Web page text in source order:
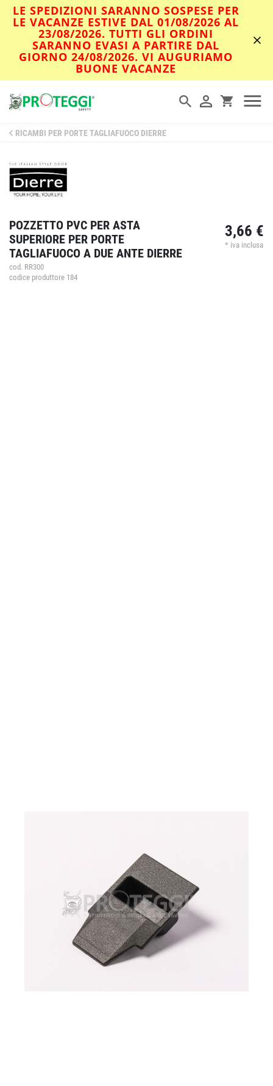
LE SPEDIZIONI SARANNO SOSPESE PER
LE VACANZE ESTIVE DAL 01/08/2026 AL
23/08/2026. TUTTI GLI ORDINI
SARANNO EVASI A PARTIRE DAL
GIORNO 24/08/2026. VI AUGURIAMO
BUONE VACANZE
RICAMBI PER PORTE TAGLIAFUOCO DIERRE
POZZETTO PVC PER ASTA
SUPERIORE PER PORTE
TAGLIAFUOCO A DUE ANTE DIERRE
cod. RR300
codice produttore 184
3,66 €
* iva inclusa